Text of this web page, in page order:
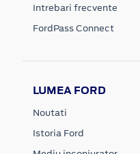
Intrebari frecvente
FordPass Connect
LUMEA FORD
Noutati
Istoria Ford